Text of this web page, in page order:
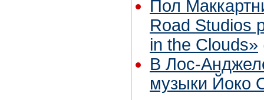
Пол
Road Studios
in the Clouds»
В Лос-
музыки Йоко